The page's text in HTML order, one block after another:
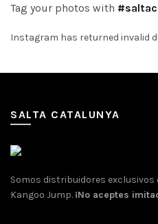
Tag your photos with
Instagram has returned invalid
SALTA CATALUNYA
Somos distribuidores
Kangoo Jump. ¡No aceptes